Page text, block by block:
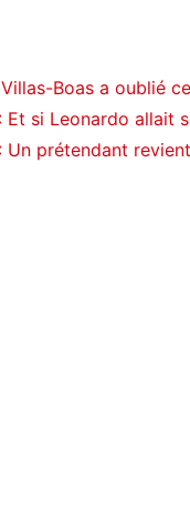
Boas a oublié
Et si Leonardo allait
Un prétendant